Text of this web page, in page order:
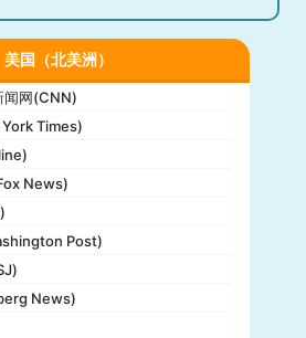
美国（北美洲）
闻网(CNN)
Times)
News)
Post)
News)